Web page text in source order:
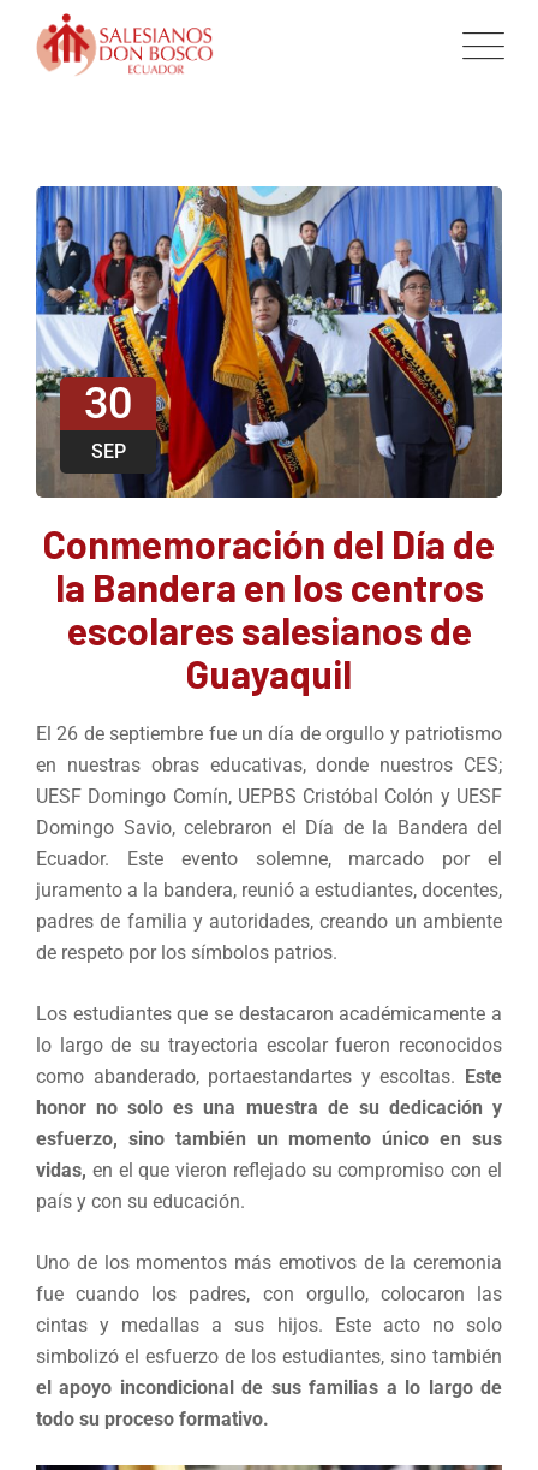
30
SEP
Conmemoración del Día de
la Bandera en los centros
escolares salesianos de
Guayaquil
El 26 de septiembre fue un día de orgullo y patriotismo
en nuestras obras educativas, donde nuestros CES;
UESF Domingo Comín, UEPBS Cristóbal Colón y UESF
Domingo Savio, celebraron el Día de la Bandera del
Ecuador. Este evento solemne, marcado por el
juramento a la bandera, reunió a estudiantes, docentes,
padres de familia y autoridades, creando un ambiente
de respeto por los símbolos patrios.
Los estudiantes que se destacaron académicamente a
lo largo de su trayectoria escolar fueron reconocidos
como abanderado, portaestandartes y escoltas. Este
honor no solo es una muestra de su dedicación y
esfuerzo, sino también un momento único en sus
vidas, en el que vieron reflejado su compromiso con el
país y con su educación.
Uno de los momentos más emotivos de la ceremonia
fue cuando los padres, con orgullo, colocaron las
cintas y medallas a sus hijos. Este acto no solo
simbolizó el esfuerzo de los estudiantes, sino también
el apoyo incondicional de sus familias a lo largo de
todo su proceso formativo.